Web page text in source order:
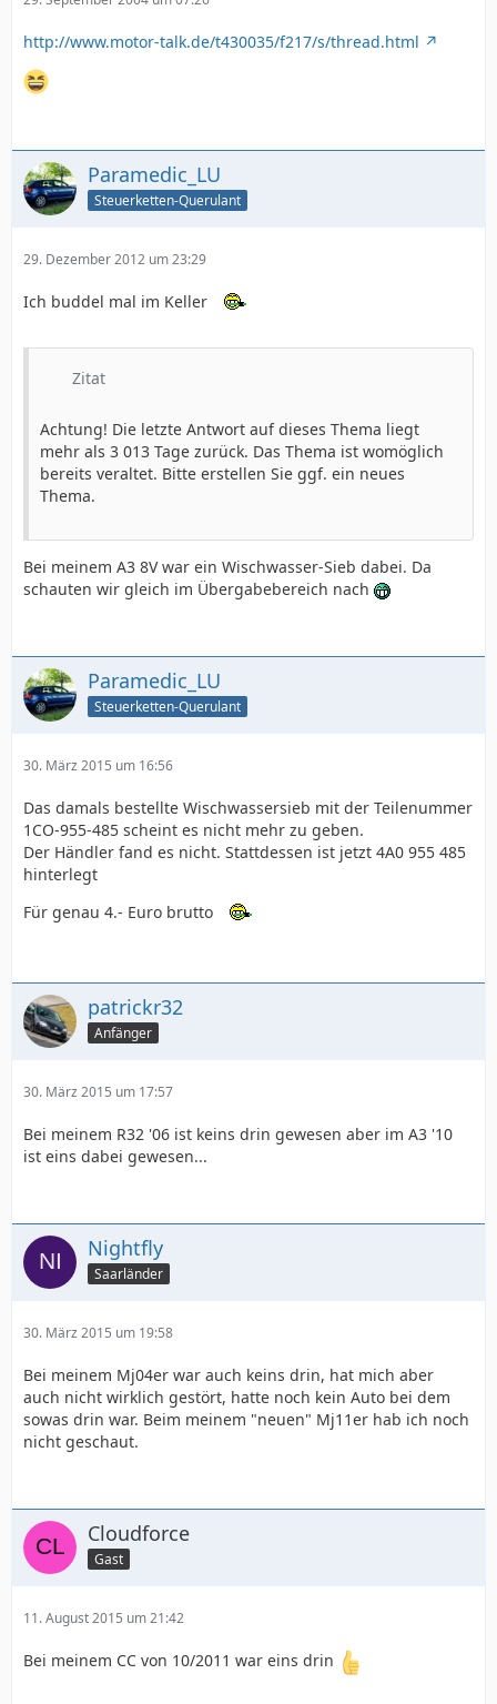
http://www.motor-talk.de/t430035/f217/s/thread.html
Paramedic_LU
Steuerketten-Querulant
29. Dezember 2012 um 23:29
Ich buddel mal im Keller
Zitat
Achtung! Die letzte Antwort auf dieses Thema liegt
mehr als 3 013 Tage zurück. Das Thema ist womöglich
bereits veraltet. Bitte erstellen Sie ggf. ein neues
Thema.
Bei meinem A3 8V war ein Wischwasser-Sieb dabei. Da
schauten wir gleich im Übergabebereich nach
Paramedic_LU
Steuerketten-Querulant
30. März 2015 um 16:56
Das damals bestellte Wischwassersieb mit der Teilenummer
1CO-955-485 scheint es nicht mehr zu geben.
Der Händler fand es nicht. Stattdessen ist jetzt 4A0 955 485
hinterlegt
Für genau 4.- Euro brutto
patrickr32
Anfänger
30. März 2015 um 17:57
Bei meinem R32 '06 ist keins drin gewesen aber im A3 '10
ist eins dabei gewesen...
Nightfly
Saarländer
30. März 2015 um 19:58
Bei meinem Mj04er war auch keins drin, hat mich aber
auch nicht wirklich gestört, hatte noch kein Auto bei dem
sowas drin war. Beim meinem "neuen" Mj11er hab ich noch
nicht geschaut.
Cloudforce
Gast
11. August 2015 um 21:42
Bei meinem CC von 10/2011 war eins drin